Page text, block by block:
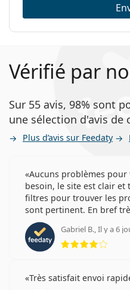
Vérifié par
Sur 55 avis, 98% sont
une sélection d'avis de
Plus d’avis sur Feedaty
Aucuns problèmes
besoin, le site est clair et
filtres pour trouver les
sont pertinent. En bref
Gabriel B., Il y a 6
Très satisfait envoi